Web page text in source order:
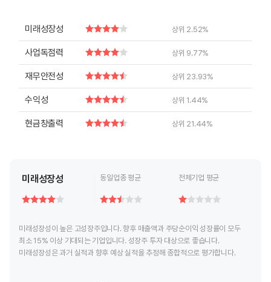
미래성장성 상위 2.52%
사업독점력 상위 9.77%
재무안전성 상위 23.93%
수익성 상위 1.44%
현금창출력 상위 21.44%
미래성장성 동일업종 평균 전체기업 평균
미래성장성이 높은 고성장주입니다. 향후 매출액과 주당순이익 성장률이 모두
최소 15% 이상 기대되는 기업입니다. 성장주 투자 대상으로 좋습니다.
미래성장성은 과거 실적과 향후 예상 실적을 추정해 종합적으로 평가합니다.